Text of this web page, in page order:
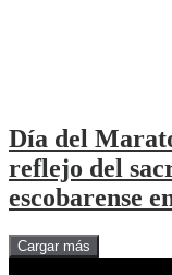
Día del
reflejo del
escobarense
Cargar más